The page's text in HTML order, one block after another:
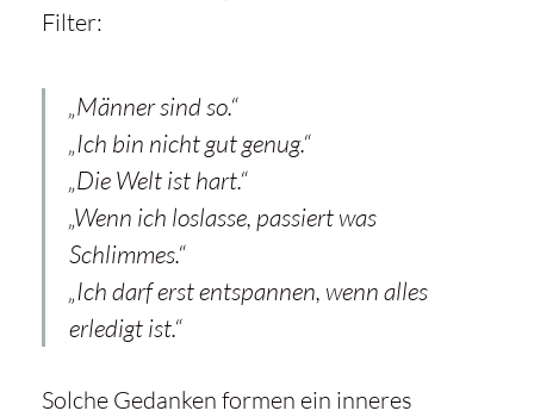
Filter:
„Männer sind so.“
„Ich bin nicht gut genug.“
„Die Welt ist hart.“
„Wenn ich loslasse, passiert was
Schlimmes.“
„Ich darf erst entspannen, wenn alles
erledigt ist.“
Solche Gedanken formen ein inneres